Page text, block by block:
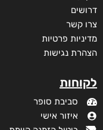
דרושים
צרו קשר
מדיניות פרטיות
הצהרת נגישות
לקוחות
סביבת סופר
איזור אישי